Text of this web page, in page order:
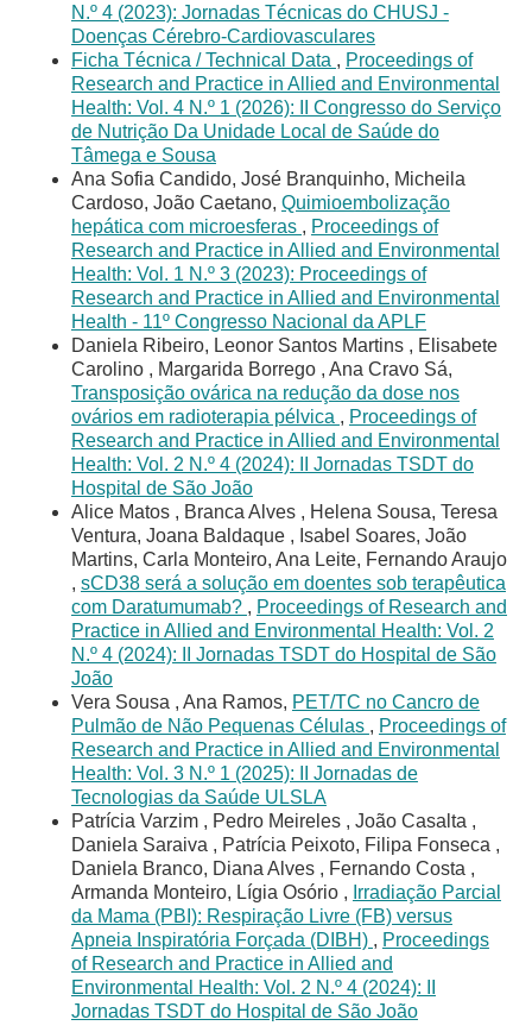
N.º 4 (2023): Jornadas Técnicas do CHUSJ -
Doenças Cérebro-Cardiovasculares
Ficha Técnica / Technical Data , Proceedings of
Research and Practice in Allied and Environmental
Health: Vol. 4 N.º 1 (2026): II Congresso do Serviço
de Nutrição Da Unidade Local de Saúde do
Tâmega e Sousa
Ana Sofia Candido, José Branquinho, Micheila
Cardoso, João Caetano, Quimioembolização
hepática com microesferas , Proceedings of
Research and Practice in Allied and Environmental
Health: Vol. 1 N.º 3 (2023): Proceedings of
Research and Practice in Allied and Environmental
Health - 11º Congresso Nacional da APLF
Daniela Ribeiro, Leonor Santos Martins , Elisabete
Carolino , Margarida Borrego , Ana Cravo Sá,
Transposição ovárica na redução da dose nos
ovários em radioterapia pélvica , Proceedings of
Research and Practice in Allied and Environmental
Health: Vol. 2 N.º 4 (2024): II Jornadas TSDT do
Hospital de São João
Alice Matos , Branca Alves , Helena Sousa, Teresa
Ventura, Joana Baldaque , Isabel Soares, João
Martins, Carla Monteiro, Ana Leite, Fernando Araujo
, sCD38 será a solução em doentes sob terapêutica
com Daratumumab? , Proceedings of Research and
Practice in Allied and Environmental Health: Vol. 2
N.º 4 (2024): II Jornadas TSDT do Hospital de São
João
Vera Sousa , Ana Ramos, PET/TC no Cancro de
Pulmão de Não Pequenas Células , Proceedings of
Research and Practice in Allied and Environmental
Health: Vol. 3 N.º 1 (2025): II Jornadas de
Tecnologias da Saúde ULSLA
Patrícia Varzim , Pedro Meireles , João Casalta ,
Daniela Saraiva , Patrícia Peixoto, Filipa Fonseca ,
Daniela Branco, Diana Alves , Fernando Costa ,
Armanda Monteiro, Lígia Osório , Irradiação Parcial
da Mama (PBI): Respiração Livre (FB) versus
Apneia Inspiratória Forçada (DIBH) , Proceedings
of Research and Practice in Allied and
Environmental Health: Vol. 2 N.º 4 (2024): II
Jornadas TSDT do Hospital de São João